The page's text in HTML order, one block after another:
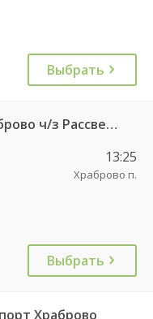
Выбрать
145 Калининград АВ — п. Храброво ч/з Рассвет п. , Храброво п.
13:25
Храброво п.
Выбрать
Храброво